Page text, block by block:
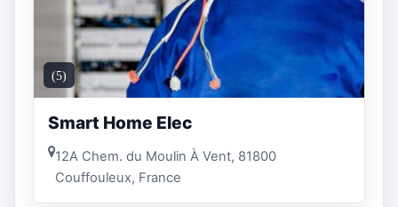
(5)
Smart Home Elec
12A Chem. du Moulin À Vent, 81800
Couffouleux, France